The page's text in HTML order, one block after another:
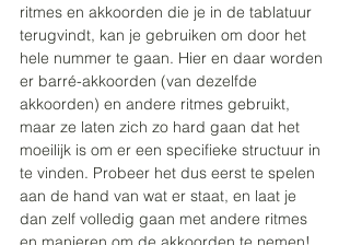
ritmes en akkoorden die je in de tablatuur
terugvindt, kan je gebruiken om door het
hele nummer te gaan. Hier en daar worden
er barré-akkoorden (van dezelfde
akkoorden) en andere ritmes gebruikt,
maar ze laten zich zo hard gaan dat het
moeilijk is om er een specifieke structuur in
te vinden. Probeer het dus eerst te spelen
aan de hand van wat er staat, en laat je
dan zelf volledig gaan met andere ritmes